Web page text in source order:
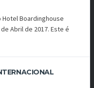
Hotel Boardinghouse
Abril de 2017. Este é